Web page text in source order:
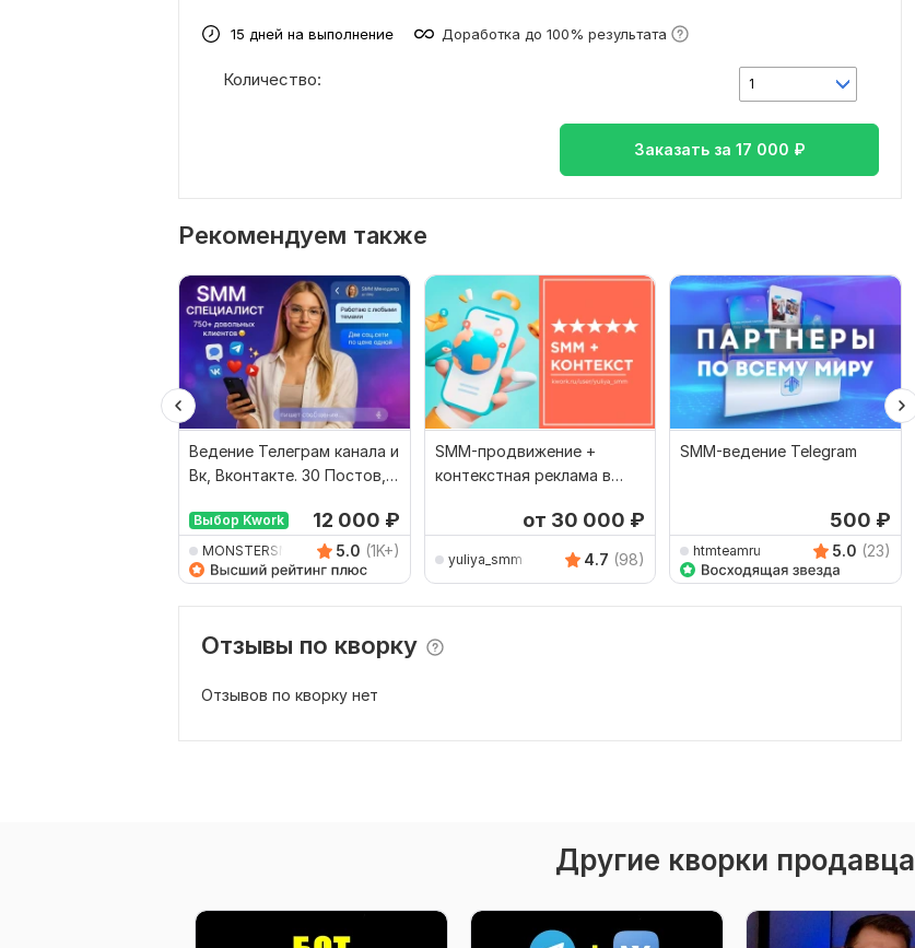
15 дней на выполнение Доработка до 100% результата
1
Количество:
Заказать за 17 000 ₽
Рекомендуем также
Ведение Телеграм канала и
Вк, Вконтакте. 30 Постов,
Выбор Kwork 12 000 ₽
MONSTERSMM 5.0 (1K+)
SMM-продвижение +
контекстная реклама в
от 30 000 ₽
yuliya_smm 4.7 (98)
SMM-ведение Telegram
500 ₽
htmteamru 5.0 (23)
Отзывы по кворку
Отзывов по кворку нет
Другие кворки продавца